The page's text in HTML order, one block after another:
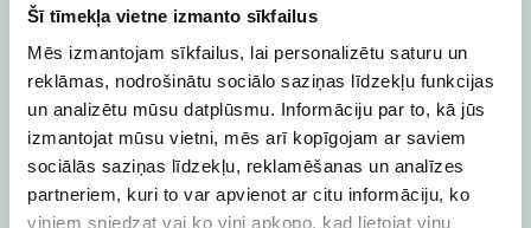
Šī tīmekļa vietne izmanto sīkfailus
Mēs izmantojam sīkfailus, lai personalizētu saturu un
reklāmas, nodrošinātu sociālo saziņas līdzekļu funkcijas
un analizētu mūsu datplūsmu. Informāciju par to, kā jūs
izmantojat mūsu vietni, mēs arī kopīgojam ar saviem
sociālās saziņas līdzekļu, reklamēšanas un analīzes
partneriem, kuri to var apvienot ar citu informāciju, ko
viņiem sniedzat vai ko viņi apkopo, kad lietojat viņu
Pasākuma noslēgumā Jūs iegūsiet skaidru
rīcības plānu, kā uzlabot savas organizācijas
drošību un vienkāršot piekļuves pārvaldību,
izmantojot modernākos rīkus un pieejas.
Programma: